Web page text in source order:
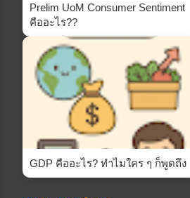
Prelim UoM Consumer Sentiment
คืออะไร??
GDP คืออะไร? ทำไมใคร ๆ ก็พูดถึง